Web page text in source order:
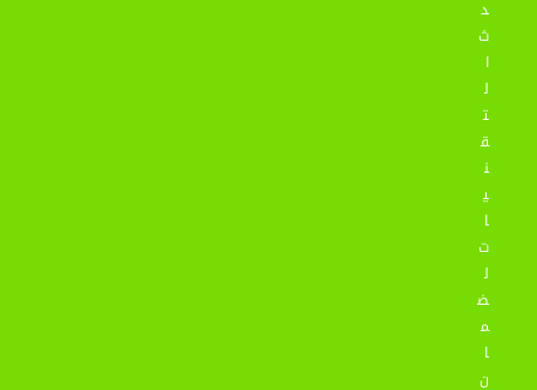
د
ث
ا
ل
ت
ق
ن
ي
ا
ت
ل
ض
م
ا
ن